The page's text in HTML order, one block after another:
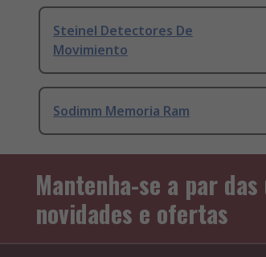
Steinel Detectores De
Movimiento
Sodimm Memoria Ram
Mantenha-se a par
novidades e ofertas